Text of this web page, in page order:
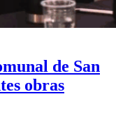
de San
obras